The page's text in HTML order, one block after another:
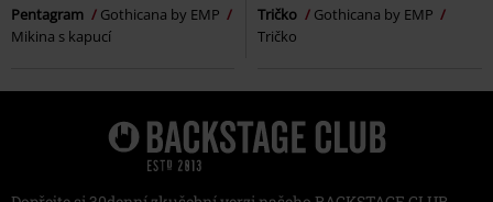
Pentagram
Gothicana by EMP
Mikina s kapucí
Tričko
Gothicana by EMP
Tričko